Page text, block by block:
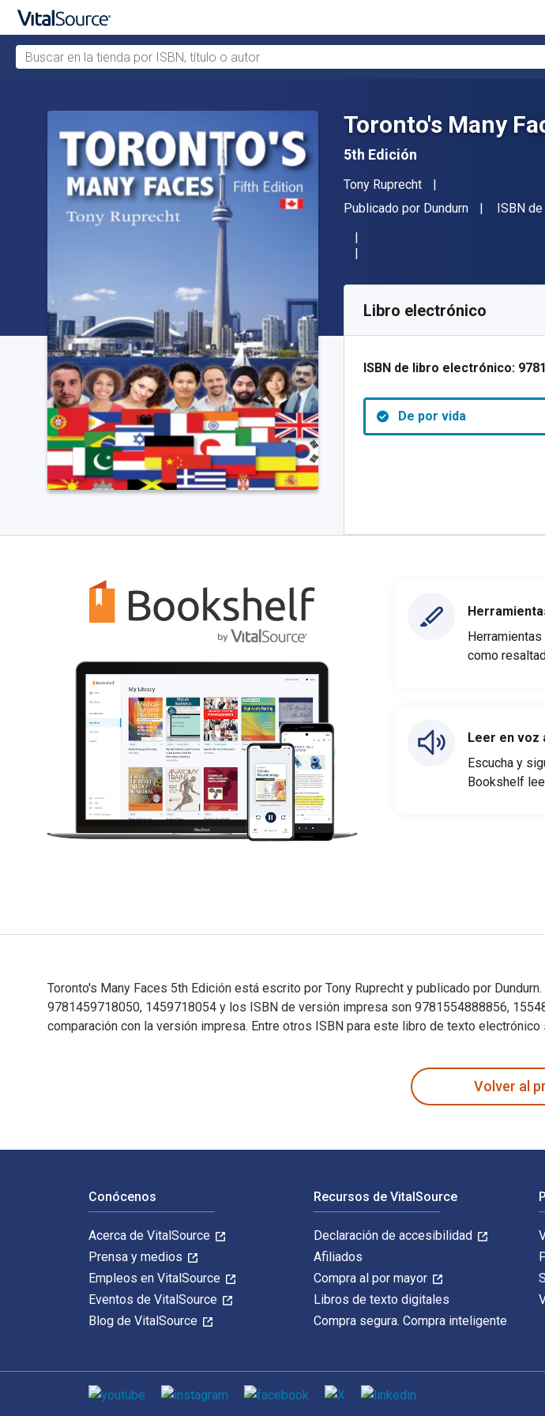
Buscar en la tienda por ISBN, título o autor
Toronto's Many
5th Edición
Autor(es)
Tony Ruprecht
Editorial
Publicado por Dundurn ISBN
Código de referencia:
Libro electrónico
ISBN de libro electrónico:
De por vida
como
Leer en voz
Escucha y
Bookshelf
Toronto's Many Faces 5th Edición está escrito por Tony Ruprecht y publicado por
9781459718050, 1459718054 y los ISBN de versión impresa son 9781554888856,
comparación con la versión impresa. Entre otros ISBN para este libro de texto
Volver al
Conócenos
Acerca de VitalSource
Prensa y medios
Empleos en VitalSource
Eventos de VitalSource
Blog de VitalSource
Recursos de VitalSource
Declaración de accesibilidad
Afiliados
Compra al por mayor
Libros de texto digitales
Compra segura. Compra inteligente
Medios de comunicación social